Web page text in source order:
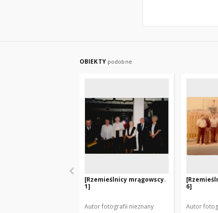
OBIEKTY podobne
[Rzemieślnicy mrągowscy.
1]
Autor fotografii nieznany
6]
Autor